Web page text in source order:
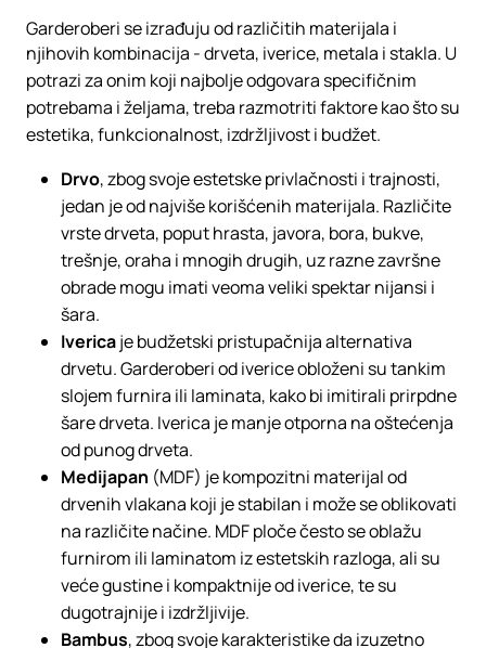
Garderoberi se izrađuju od različitih materijala i
njihovih kombinacija - drveta, iverice, metala i stakla. U
potrazi za onim koji najbolje odgovara specifičnim
potrebama i željama, treba razmotriti faktore kao što su
estetika, funkcionalnost, izdržljivost i budžet.
Drvo, zbog svoje estetske privlačnosti i trajnosti,
jedan je od najviše korišćenih materijala. Različite
vrste drveta, poput hrasta, javora, bora, bukve,
trešnje, oraha i mnogih drugih, uz razne završne
obrade mogu imati veoma veliki spektar nijansi i
šara.
Ivericaje budžetski pristupačnija alternativa
drvetu. Garderoberi od iverice obloženi su tankim
slojem furnira ili laminata, kako bi imitirali prirpdne
šare drveta. Iverica je manje otporna na oštećenja
od punog drveta.
Medijapan (MDF) je kompozitni materijal od
drvenih vlakana koji je stabilan i može se oblikovati
na različite načine. MDF ploče često se oblažu
furnirom ili laminatom iz estetskih razloga, ali su
veće gustine i kompaktnije od iverice, te su
dugotrajnije i izdržljivije.
Bambus, zbog svoje karakteristike da izuzetno